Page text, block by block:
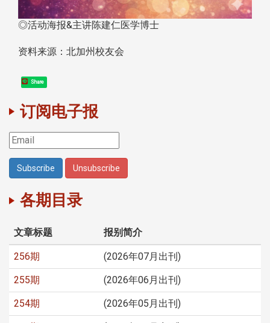
◎活动海报&主讲陈建仁医学博士
资料来源：北加州校友会
Share
订阅电子报
各期目录
文章标题 报别简介
256期 (2026年07月出刊)
255期 (2026年06月出刊)
254期 (2026年05月出刊)